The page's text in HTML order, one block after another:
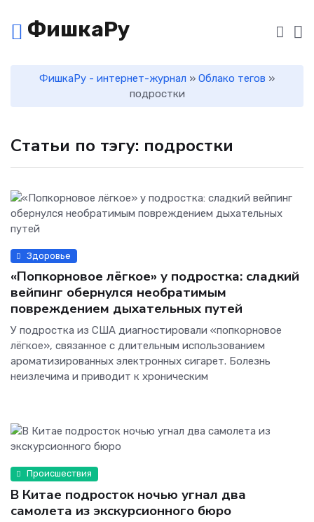
ФишкаРу
ФишкаРу - интернет-журнал » Облако тегов »
подростки
Статьи по тэгу: подростки
Здоровье
«Попкорновое лёгкое» у подростка: сладкий
вейпинг обернулся необратимым
повреждением дыхательных путей
У подростка из США диагностировали «попкорновое
лёгкое», связанное с длительным использованием
ароматизированных электронных сигарет. Болезнь
неизлечима и приводит к хроническим
Происшествия
В Китае подросток ночью угнал два
самолета из экскурсионного бюро